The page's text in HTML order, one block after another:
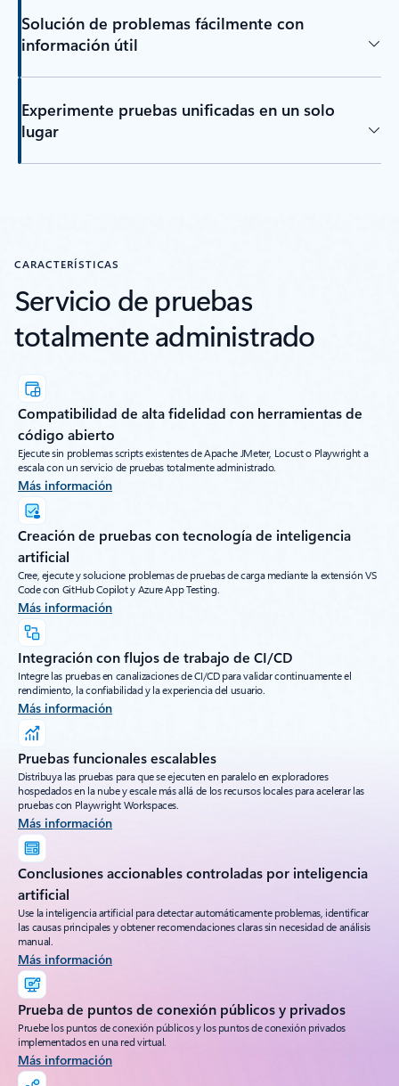
Solución de problemas fácilmente con
información útil
Experimente pruebas unificadas en un solo
lugar
CARACTERÍSTICAS
Servicio de pruebas
totalmente administrado
Compatibilidad de alta fidelidad con herramientas de
código abierto
Ejecute sin problemas scripts existentes de Apache JMeter, Locust o Playwright a
escala con un servicio de pruebas totalmente administrado.
Más información
Creación de pruebas con tecnología de inteligencia
artificial
Cree, ejecute y solucione problemas de pruebas de carga mediante la extensión VS
Code con GitHub Copilot y Azure App Testing.
Más información
Integración con flujos de trabajo de CI/CD
Integre las pruebas en canalizaciones de CI/CD para validar continuamente el
rendimiento, la confiabilidad y la experiencia del usuario.
Más información
Pruebas funcionales escalables
Distribuya las pruebas para que se ejecuten en paralelo en exploradores
hospedados en la nube y escale más allá de los recursos locales para acelerar las
pruebas con Playwright Workspaces.
Más información
Conclusiones accionables controladas por inteligencia
artificial
Use la inteligencia artificial para detectar automáticamente problemas, identificar
las causas principales y obtener recomendaciones claras sin necesidad de análisis
manual.
Más información
Prueba de puntos de conexión públicos y privados
Pruebe los puntos de conexión públicos y los puntos de conexión privados
implementados en una red virtual.
Más información